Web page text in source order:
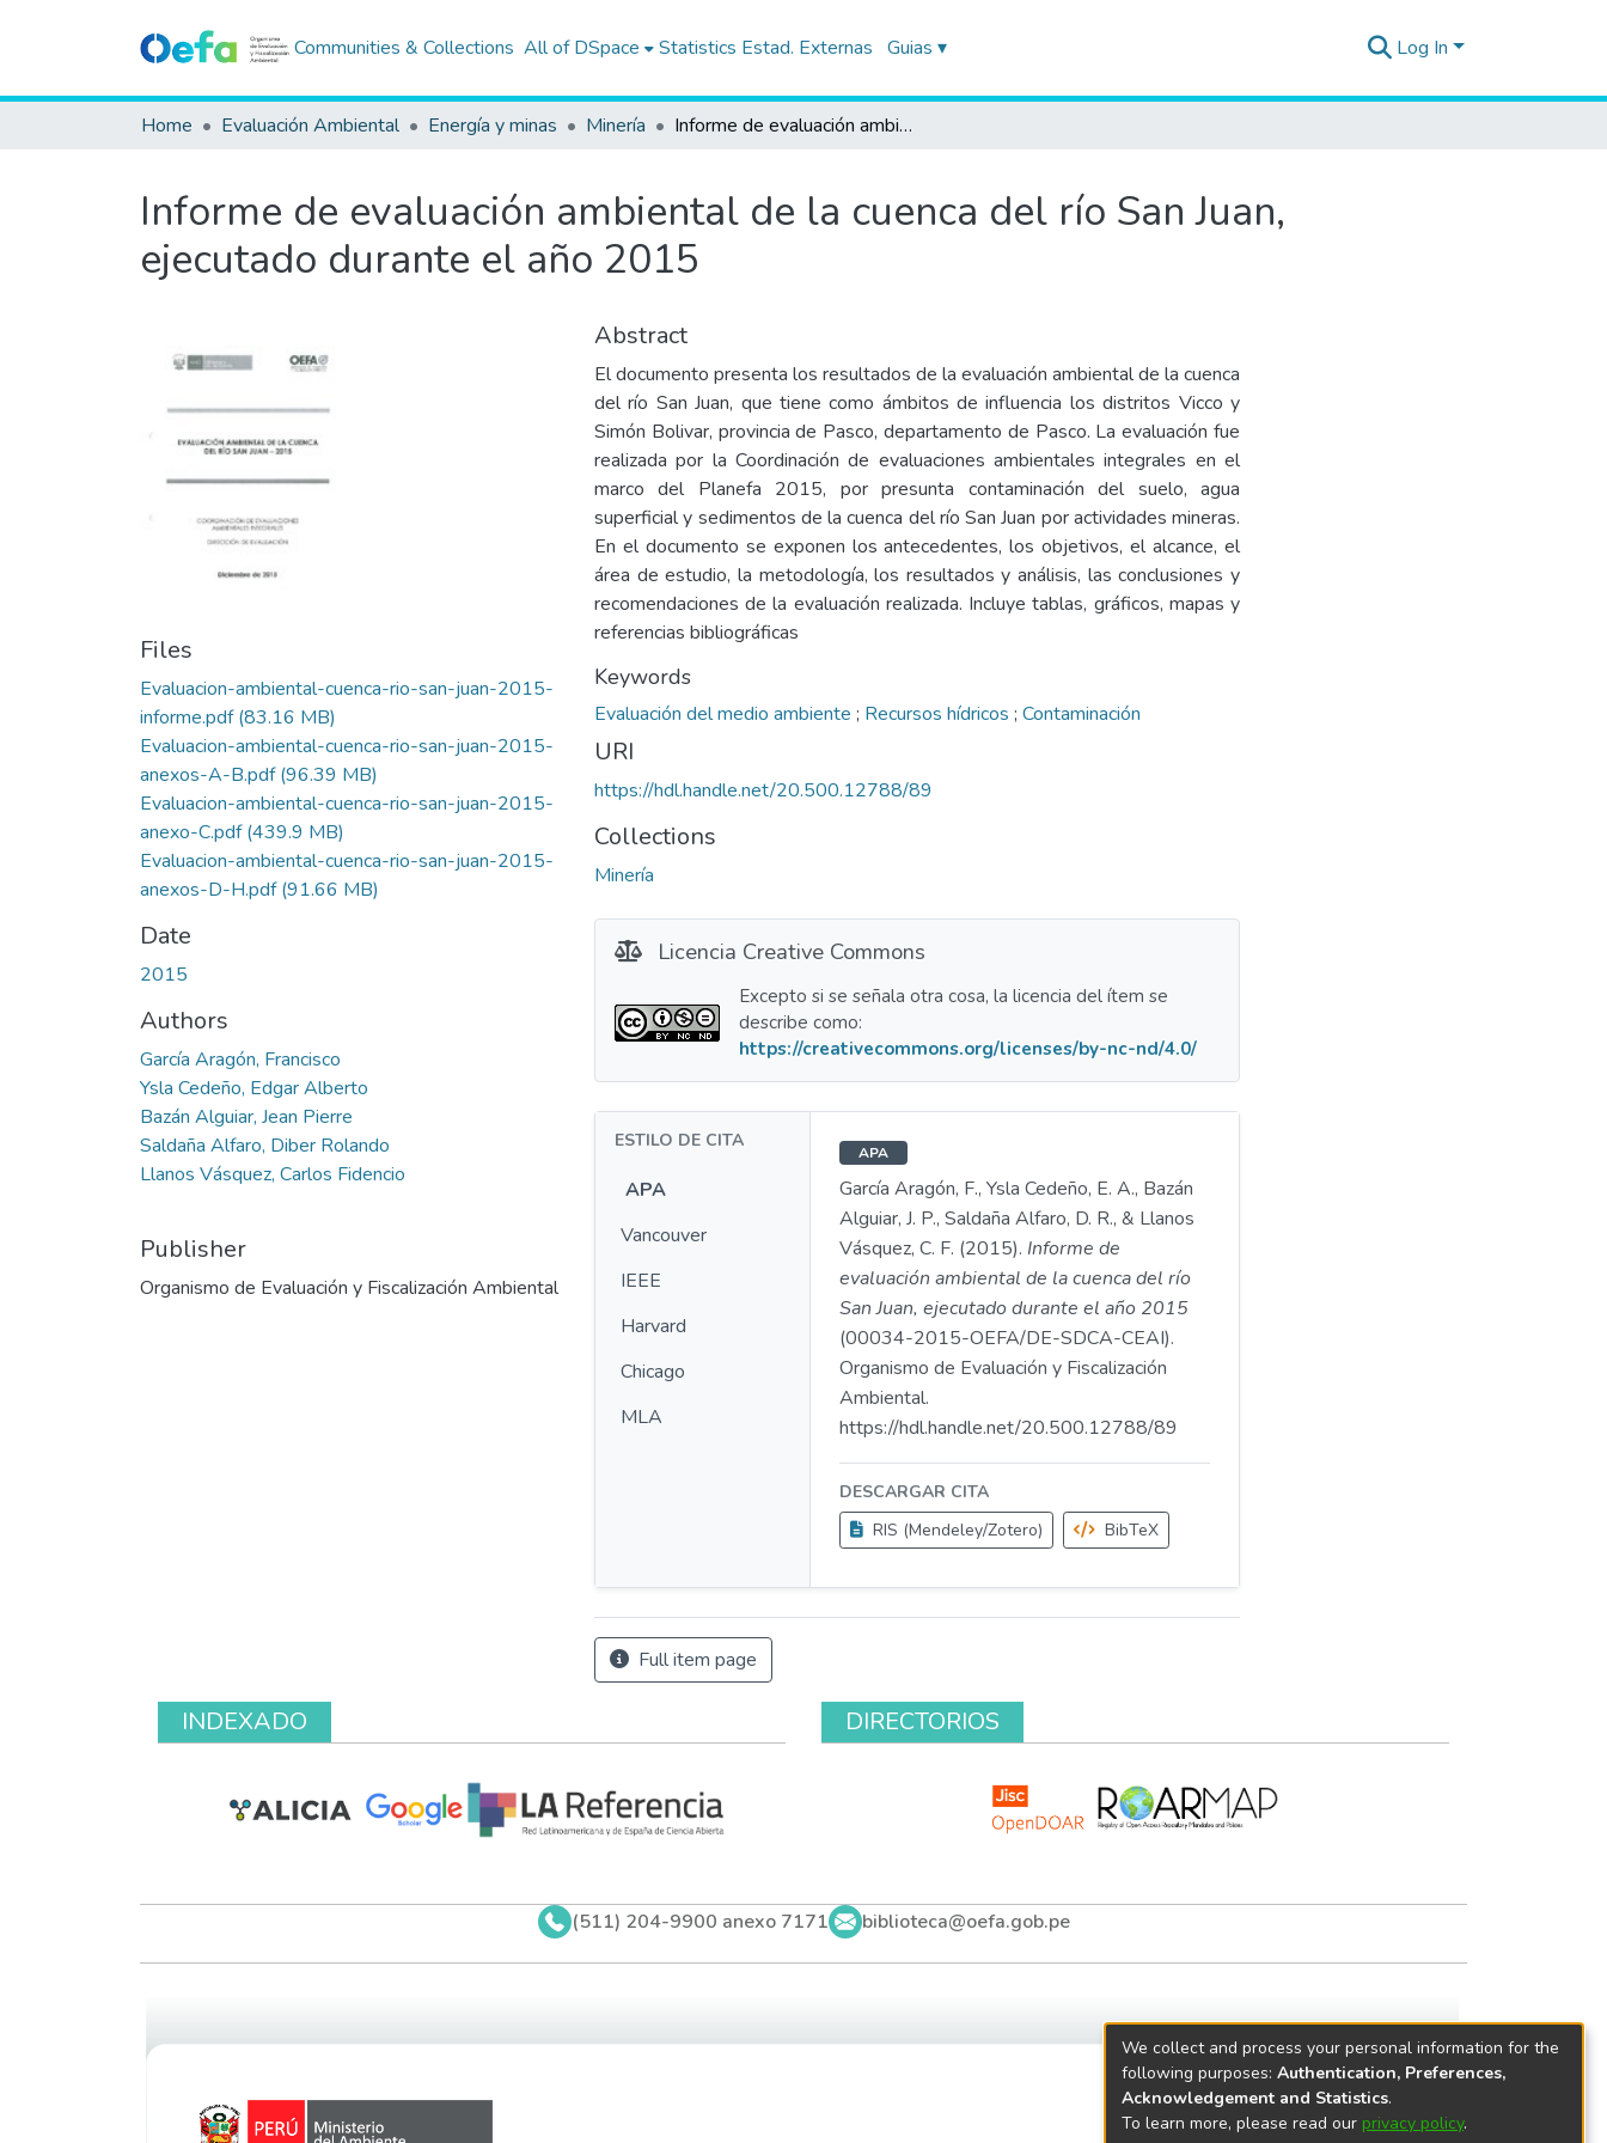
Communities & Collections All of DSpace Statistics Estad. Externas Guias ▾ Log In
Home Evaluación Ambiental Energía y minas Minería Informe de evaluación ambiental de la cuenca del río San Juan, ejecutado durante el año 2015
Informe de evaluación ambiental de la cuenca del río San Juan,
ejecutado durante el año 2015
Files
Evaluacion-ambiental-cuenca-rio-san-juan-2015-
informe.pdf(83.16 MB)
Evaluacion-ambiental-cuenca-rio-san-juan-2015-
anexos-A-B.pdf(96.39 MB)
Evaluacion-ambiental-cuenca-rio-san-juan-2015-
anexo-C.pdf(439.9 MB)
Evaluacion-ambiental-cuenca-rio-san-juan-2015-
anexos-D-H.pdf(91.66 MB)
Date
2015
Authors
García Aragón, Francisco
Ysla Cedeño, Edgar Alberto
Bazán Alguiar, Jean Pierre
Saldaña Alfaro, Diber Rolando
Llanos Vásquez, Carlos Fidencio
Publisher
Organismo de Evaluación y Fiscalización Ambiental
Abstract
El documento presenta los resultados de la evaluación ambiental de la cuenca
del río San Juan, que tiene como ámbitos de influencia los distritos Vicco y
Simón Bolivar, provincia de Pasco, departamento de Pasco. La evaluación fue
realizada por la Coordinación de evaluaciones ambientales integrales en el
marco del Planefa 2015, por presunta contaminación del suelo, agua
superficial y sedimentos de la cuenca del río San Juan por actividades mineras.
En el documento se exponen los antecedentes, los objetivos, el alcance, el
área de estudio, la metodología, los resultados y análisis, las conclusiones y
recomendaciones de la evaluación realizada. Incluye tablas, gráficos, mapas y
referencias bibliográficas
Keywords
Evaluación del medio ambiente ; Recursos hídricos ; Contaminación
URI
https://hdl.handle.net/20.500.12788/89
Collections
Minería
Licencia Creative Commons
Excepto si se señala otra cosa, la licencia del ítem se
describe como:
https://creativecommons.org/licenses/by-nc-nd/4.0/
ESTILO DE CITA
APA
Vancouver
IEEE
Harvard
Chicago
MLA
APA
García Aragón, F., Ysla Cedeño, E. A., Bazán
Alguiar, J. P., Saldaña Alfaro, D. R., & Llanos
Vásquez, C. F. (2015). Informe de
evaluación ambiental de la cuenca del río
San Juan, ejecutado durante el año 2015
(00034-2015-OEFA/DE-SDCA-CEAI).
Organismo de Evaluación y Fiscalización
Ambiental.
https://hdl.handle.net/20.500.12788/89
DESCARGAR CITA
RIS (Mendeley/Zotero)
BibTeX
Full item page
INDEXADO DIRECTORIOS
(511) 204-9900 anexo 7171 biblioteca@oefa.gob.pe
We collect and process your personal information for the
following purposes: Authentication, Preferences,
Acknowledgement and Statistics.
To learn more, please read our privacy policy.